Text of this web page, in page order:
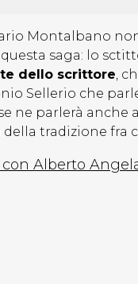
Montalbano
saga: lo
dello scrittore,
Sellerio che
ne parlerà anche
tradizione fra
Alberto